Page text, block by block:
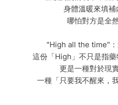
身體溫暖來填補
哪怕對方是全
"High all the time"：
這份「High」不只是指藥
更是一種對於現
一種「只要我不醒來，